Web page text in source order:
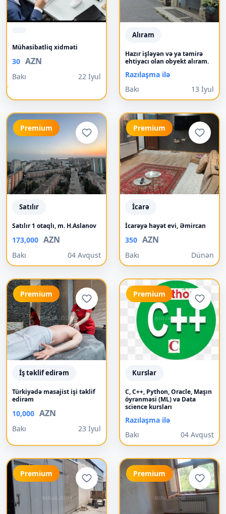
Mühasibatliq xidməti
30 AZN
Bakı 22 İyul
Alıram
Hazır işləyən və ya təmirə
ehtiyacı olan obyekt alıram.
Razılaşma ilə
Bakı
13 İyul
Premium
Satılır
Satılır 1 otaqlı, m. H.Aslanov
173,000 AZN
Bakı 04 Avqust
Premium
İcarə
İcarəyə həyət evi, Əmircan
350 AZN
Bakı Dünən
Premium
İş təklif edirəm
Türkiyədə masajist işi təklif
edirəm
10,000 AZN
Bakı 23 İyul
Premium
Kurslar
C, C++, Python, Oracle, Maşın
öyrənməsi (ML) və Data
science kursları
Razılaşma ilə
Bakı
04 Avqust
Premium Premium